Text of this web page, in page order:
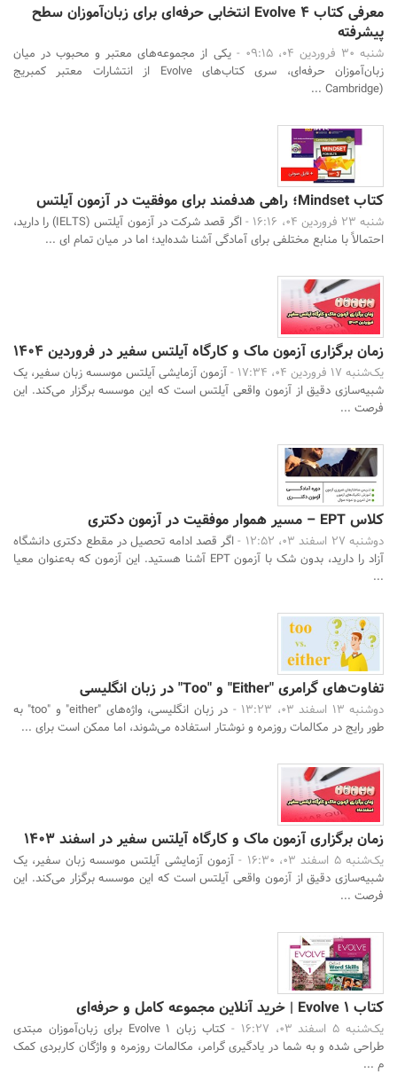
معرفی کتاب Evolve 4 انتخابی حرفه‌ای برای زبان‌آموزان سطح
پیشرفته
شنبه 30 فروردین 04، 09:15 -
یکی از مجموعه‌های معتبر و محبوب در میان
زبان‌آموزان حرفه‌ای، سری کتاب‌های Evolve از انتشارات معتبر کمبریج
(Cambridge ...
کتاب Mindset؛ راهی هدفمند برای موفقیت در آزمون آیلتس
شنبه 23 فروردین 04، 16:16 -
اگر قصد شرکت در آزمون آیلتس (IELTS) را دارید،
احتمالاً با منابع مختلفی برای آمادگی آشنا شده‌اید؛ اما در میان تمام ای ...
زمان برگزاری آزمون ماک و کارگاه آیلتس سفیر در فروردین 1404
یک‌شنبه 17 فروردین 04، 17:34 -
آزمون آزمایشی آیلتس موسسه زبان سفیر، یک
شبیه‌سازی دقیق از آزمون واقعی آیلتس است که این موسسه برگزار می‌کند. این
فرصت ...
کلاس EPT – مسیر هموار موفقیت در آزمون دکتری
دوشنبه 27 اسفند 03، 12:52 -
اگر قصد ادامه تحصیل در مقطع دکتری دانشگاه
آزاد را دارید، بدون شک با آزمون EPT آشنا هستید. این آزمون که به‌عنوان معیا
...
تفاوت‌های گرامری "Either" و "Too" در زبان انگلیسی
دوشنبه 13 اسفند 03، 13:23 -
در زبان انگلیسی، واژه‌های "either" و "too" به
طور رایج در مکالمات روزمره و نوشتار استفاده می‌شوند، اما ممکن است برای ...
زمان برگزاری آزمون ماک و کارگاه آیلتس سفیر در اسفند 1403
یک‌شنبه 5 اسفند 03، 16:30 -
آزمون آزمایشی آیلتس موسسه زبان سفیر، یک
شبیه‌سازی دقیق از آزمون واقعی آیلتس است که این موسسه برگزار می‌کند. این
فرصت ...
کتاب Evolve 1 | خرید آنلاین مجموعه کامل و حرفه‌ای
یک‌شنبه 5 اسفند 03، 16:27 -
کتاب زبان Evolve 1 برای زبان‌آموزان مبتدی
طراحی شده و به شما در یادگیری گرامر، مکالمات روزمره و واژگان کاربردی کمک
م ...